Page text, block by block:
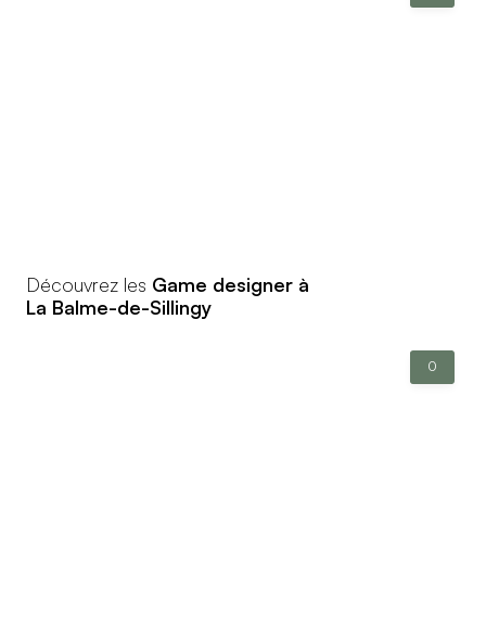
Découvrez les Game designer à
La Balme-de-Sillingy
0